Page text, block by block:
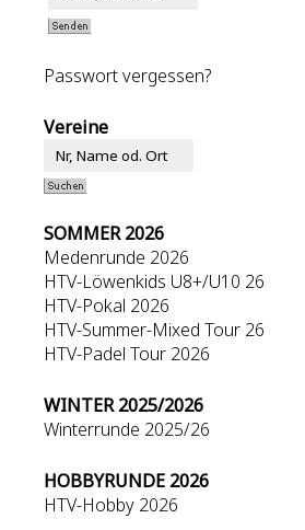
Passwort vergessen?
Vereine
SOMMER 2026
Medenrunde 2026
HTV-Löwenkids U8+/U10 26
HTV-Pokal 2026
HTV-Summer-Mixed Tour 26
HTV-Padel Tour 2026
WINTER 2025/2026
Winterrunde 2025/26
HOBBYRUNDE 2026
HTV-Hobby 2026